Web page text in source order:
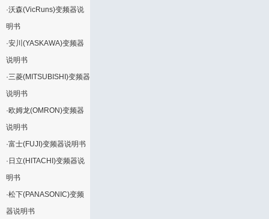
·沃森(VicRuns)变频器说
明书
·安川(YASKAWA)变频器
说明书
·三菱(MITSUBISHI)变频器
说明书
·欧姆龙(OMRON)变频器
说明书
·富士(FUJI)变频器说明书
· 日立(HITACHI)变频器说
明书
·松下(PANASONIC)变频
器说明书